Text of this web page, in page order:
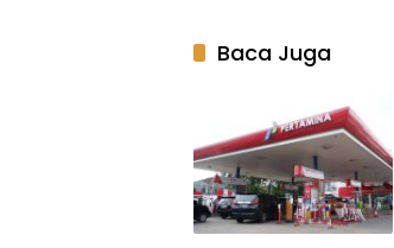
Baca Juga